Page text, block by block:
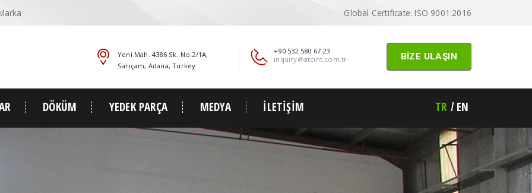
Global Certificate: ISO 9001:2016
BİZE ULAŞIN
+90 532 580 67 23
inquiry@atcint.com.tr
Yeni Mah. 4386 Sk. No:2/1A,
Sarıçam, Adana, Turkey
DÖKÜM YEDEK PARÇA MEDYA İLETİŞİM TR EN